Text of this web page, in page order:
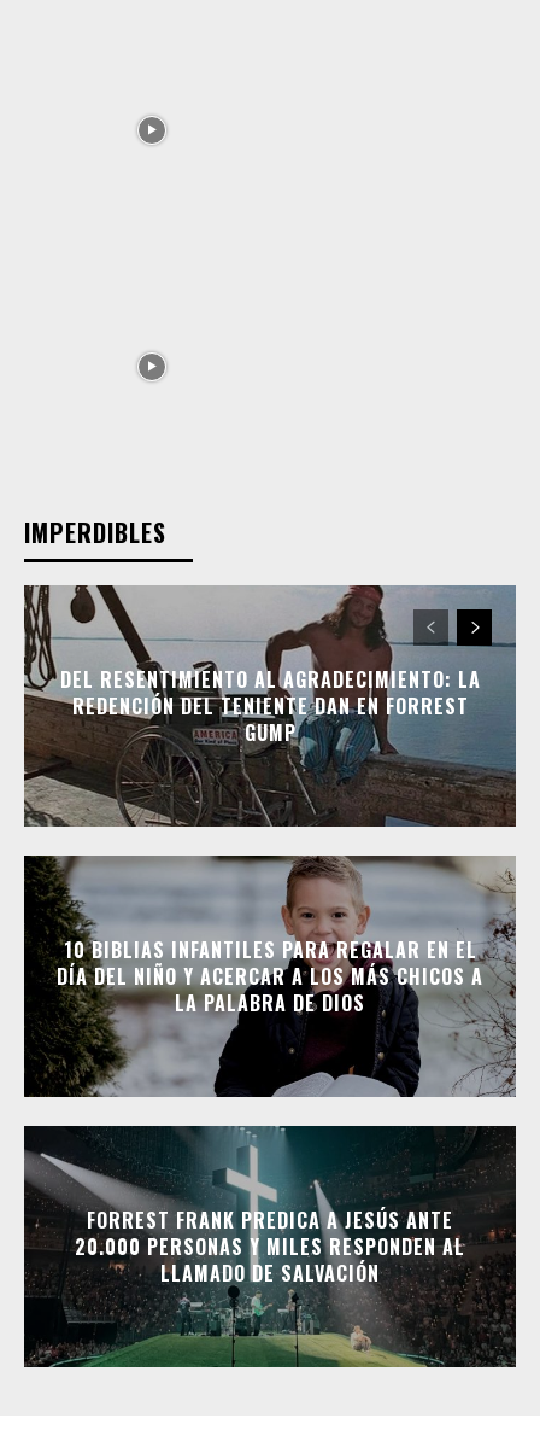
IMPERDIBLES
DEL RESENTIMIENTO AL AGRADECIMIENTO: LA
REDENCIÓN DEL TENIENTE DAN EN FORREST
GUMP
10 BIBLIAS INFANTILES PARA REGALAR EN EL
DÍA DEL NIÑO Y ACERCAR A LOS MÁS CHICOS A
LA PALABRA DE DIOS
FORREST FRANK PREDICA A JESÚS ANTE
20.000 PERSONAS Y MILES RESPONDEN AL
LLAMADO DE SALVACIÓN